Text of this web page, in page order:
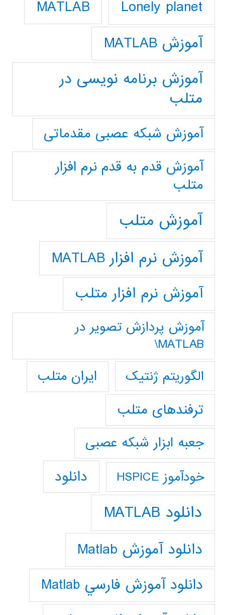
Lonely planet
MATLAB
آموزش MATLAB
آموزش برنامه نویسی در
متلب
آموزش شبکه عصبی مقدماتی
آموزش قدم به قدم نرم افزار
متلب
آموزش متلب
آموزش نرم افزار MATLAB
آموزش نرم افزار متلب
آموزش پردازش تصوير در
MATLAB\
الگوریتم ژنتیک
ایران متلب
ترفندهای متلب
جعبه ابزار شبکه عصبی
خودآموز HSPICE دانلود
دانلود MATLAB
دانلود آموزش Matlab
دانلود آموزش فارسي Matlab